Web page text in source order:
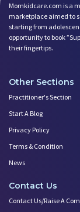
Momkidcare.com is a
marketplace aimed to
starting from
opportunity to book
their fingertips.
Other Sections
Practitioner's Section
Start A Blog
Privacy Policy
Terms & Condition
News
Contact Us
Contact Us/Raise A